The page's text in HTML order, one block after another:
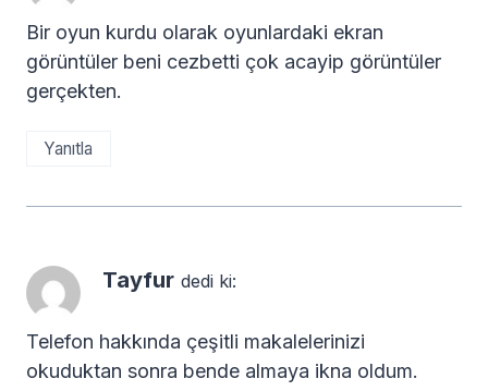
Bir oyun kurdu olarak oyunlardaki ekran
görüntüler beni cezbetti çok acayip görüntüler
gerçekten.
Yanıtla
Tayfur dedi ki:
Telefon hakkında çeşitli makalelerinizi
okuduktan sonra bende almaya ikna oldum.